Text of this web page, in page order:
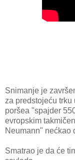
Snimanje je
za predstojeću
poršea "spajder
evropskim
Neumann" nećkao
Smatrao je da će